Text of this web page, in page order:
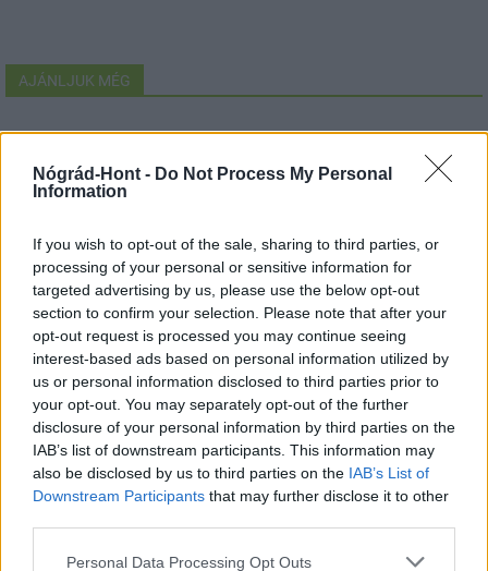
Nógrád-Hont - Do Not Process My Personal
Information
If you wish to opt-out of the sale, sharing to third parties, or
processing of your personal or sensitive information for
targeted advertising by us, please use the below opt-out
section to confirm your selection. Please note that after your
opt-out request is processed you may continue seeing
interest-based ads based on personal information utilized by
us or personal information disclosed to third parties prior to
your opt-out. You may separately opt-out of the further
disclosure of your personal information by third parties on the
IAB’s list of downstream participants. This information may
also be disclosed by us to third parties on the IAB’s List of
Downstream Participants that may further disclose it to other
Please note that this website/app uses one or more Google
Personal Data Processing Opt Outs
AJÁNLJUK MÉG
MAGYAR ÉPÍTŐK
Mi épül?
Belváros-Lipótváros
játszótér